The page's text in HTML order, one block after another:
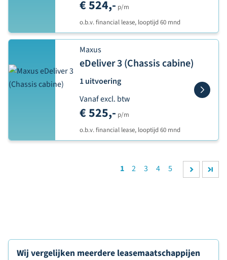
€ 524,- p/m
o.b.v. financial lease, looptijd 60 mnd
Maxus
eDeliver 3 (Chassis cabine)
1 uitvoering
Vanaf excl. btw
€ 525,- p/m
o.b.v. financial lease, looptijd 60 mnd
1 2 3 4 5
Wij vergelijken meerdere leasemaatschappijen